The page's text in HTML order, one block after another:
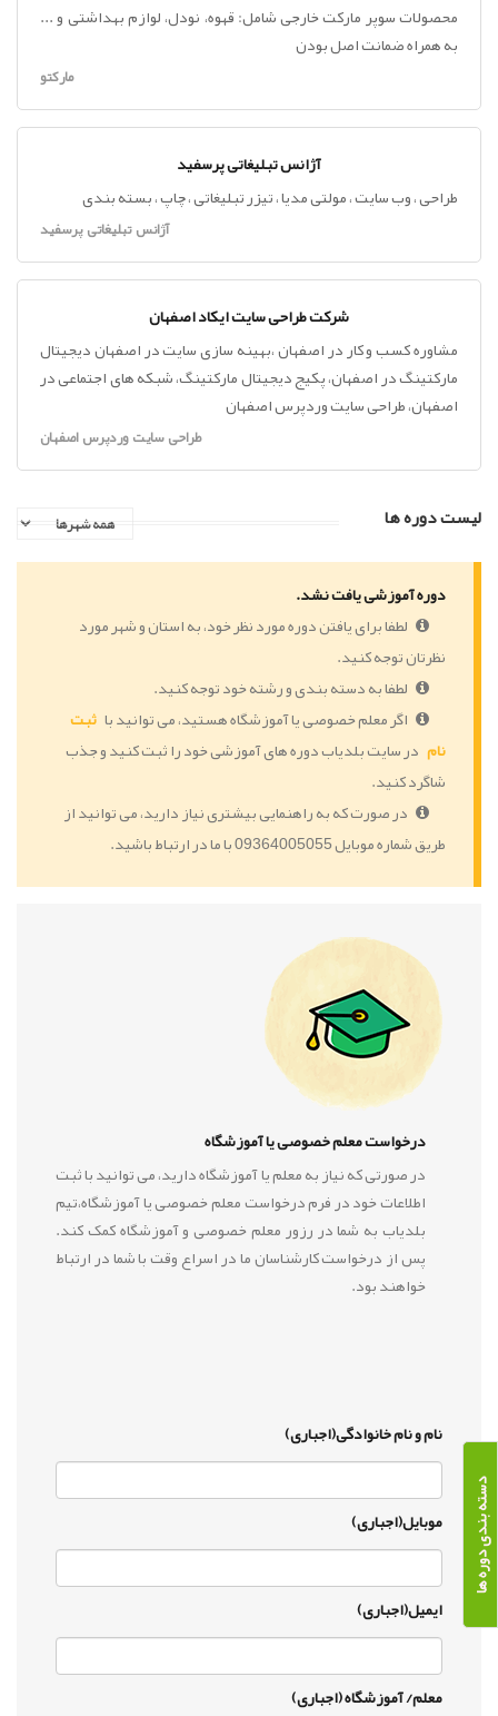
دسته بندی دوره ها
محصولات سوپر مارکت خارجی شامل: قهوه، نودل، لوازم بهداشتی و ...
به همراه ضمانت اصل بودن
مارکتو
آژانس تبلیغاتی پرسفید
طراحی ، وب سایت ، مولتی مدیا ، تیزر تبلیغاتی ، چاپ ، بسته بندی
آژانس تبلیغاتی پرسفید
شرکت طراحی سایت ایکاد اصفهان
مشاوره کسب و کار در اصفهان ،بهینه سازی سایت در اصفهان دیجیتال
مارکتینگ در اصفهان، پکیج دیجیتال مارکتینگ، شبکه های اجتماعی در
اصفهان، طراحی سایت وردپرس اصفهان
طراحی سایت وردپرس اصفهان
لیست دوره ها
دوره آموزشی یافت نشد.
لطفا برای یافتن دوره مورد نظر خود، به استان و شهر مورد
نظرتان توجه کنید.
لطفا به دسته بندی و رشته خود توجه کنید.
اگر معلم خصوصی یا آموزشگاه هستید، می توانید با ثبت
نام در سایت بلدیاب دوره های آموزشی خود را ثبت کنید و جذب
شاگرد کنید.
در صورت که به راهنمایی بیشتری نیاز دارید، می توانید از
طریق شماره موبایل 09364005055 با ما در ارتباط باشید.
درخواست معلم خصوصی یا آموزشگاه
در صورتی که نیاز به معلم یا آموزشگاه دارید، می توانید با ثبت
اطلاعات خود در فرم درخواست معلم خصوصی یا آموزشگاه،تیم
بلدیاب به شما در رزور معلم خصوصی و آموزشگاه کمک کند.
پس از درخواست کارشناسان ما در اسراع وقت با شما در ارتباط
خواهند بود.
نام و نام خانوادگی(اجباری)
موبایل(اجباری)
ایمیل(اجباری)
معلم/ آموزشگاه (اجباری)